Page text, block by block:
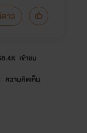
าว
เข้าชม
ความคิดเห็น